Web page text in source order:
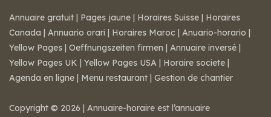
Annuaire gratuit | Pages jaune | Horaires Suisse | Horaires
Canada | Annuario orari | Horaires Maroc | Anuario-horario |
Yellow Pages | Oeffnungszeiten firmen | Annuaire inversé |
Yellow Pages UK | Yellow Pages USA | Horaire societe |
Agenda en ligne | Menu restaurant | Gestion de chantier
Copyright © 2026 | Annuaire-horaire est l’annuaire